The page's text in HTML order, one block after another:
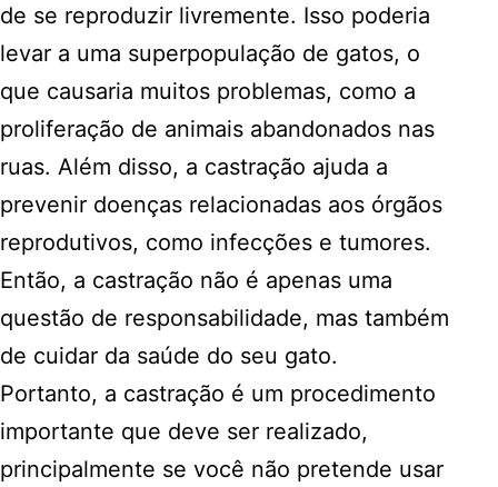
de se reproduzir livremente. Isso poderia
levar a uma superpopulação de gatos, o
que causaria muitos problemas, como a
proliferação de animais abandonados nas
ruas. Além disso, a castração ajuda a
prevenir doenças relacionadas aos órgãos
reprodutivos, como infecções e tumores.
Então, a castração não é apenas uma
questão de responsabilidade, mas também
de cuidar da saúde do seu gato.
Portanto, a castração é um procedimento
importante que deve ser realizado,
principalmente se você não pretende usar